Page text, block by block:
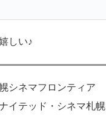
しい♪
シネマフロンティア
イテッド・シネマ札幌